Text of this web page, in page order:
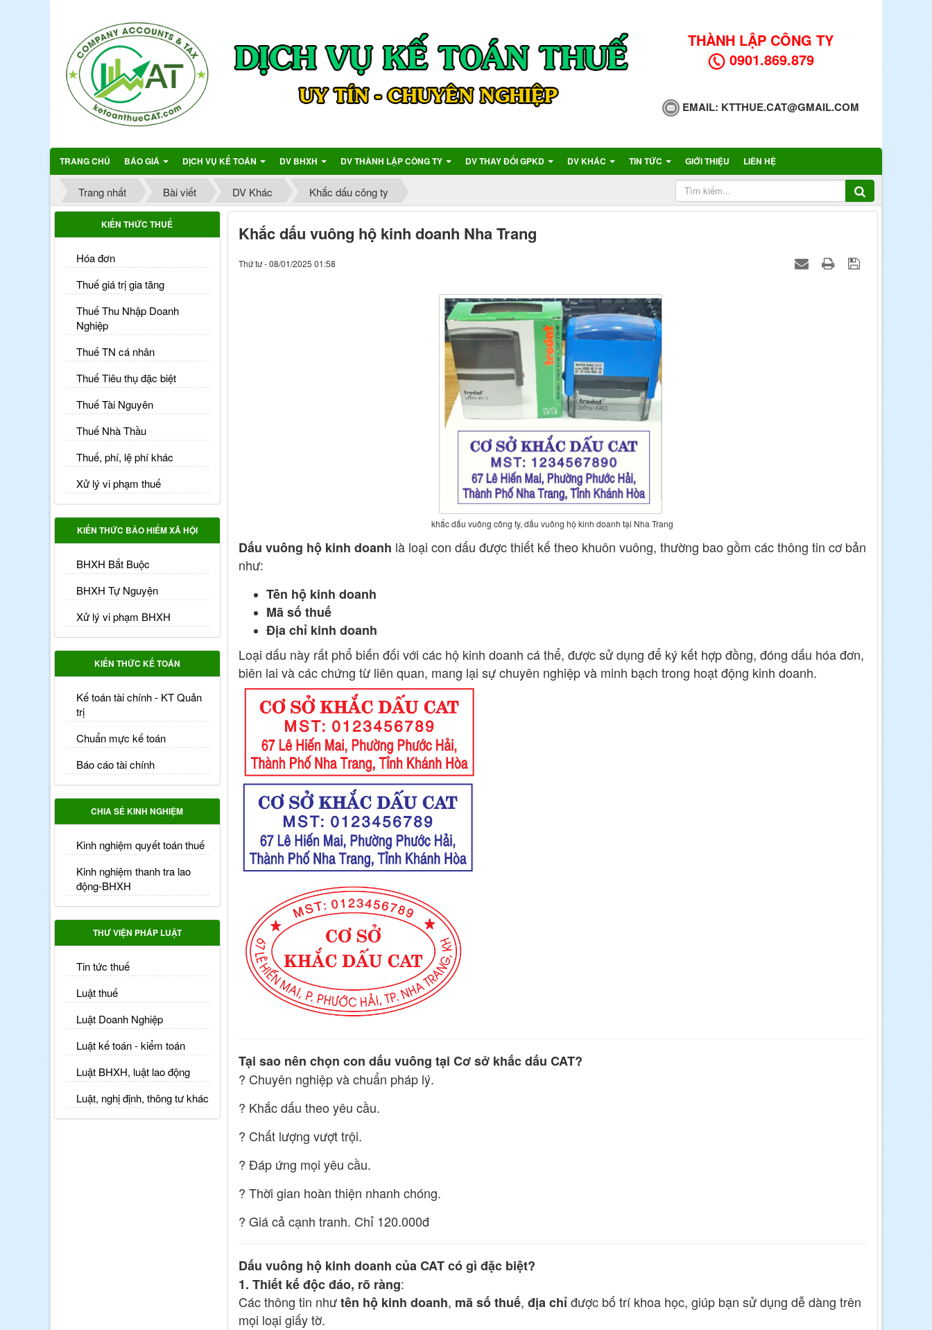
THÀNH LẬP CÔNG TY
0901.869.879
EMAIL: KTTHUE.CAT@GMAIL.COM
TRANG CHỦ BÁO GIÁ DỊCH VỤ KẾ TOÁN DV BHXH DV THÀNH LẬP CÔNG TY DV THAY ĐỔI GPKD DV KHÁC TIN TỨC GIỚI THIỆU LIÊN HỆ
Trang nhất Bài viết DV Khác Khắc dấu công ty
Khắc dấu vuông hộ kinh doanh Nha Trang
Thứ tư - 08/01/2025 01:58
khắc dấu vuông công ty, dấu vuông hộ kinh doanh tại Nha Trang
Dấu vuông hộ kinh doanh là loại con dấu được thiết kế theo khuôn vuông, thường bao gồm các thông tin cơ bản
như:
Tên hộ kinh doanh
Mã số thuế
Địa chỉ kinh doanh
Loại dấu này rất phổ biến đối với các hộ kinh doanh cá thể, được sử dụng để ký kết hợp đồng, đóng dấu hóa đơn,
biên lai và các chứng từ liên quan, mang lại sự chuyên nghiệp và minh bạch trong hoạt động kinh doanh.
Tại sao nên chọn con dấu vuông tại Cơ sở khắc dấu CAT?
? Chuyên nghiệp và chuẩn pháp lý.
? Khắc dấu theo yêu cầu.
? Chất lượng vượt trội.
? Đáp ứng mọi yêu cầu.
? Thời gian hoàn thiện nhanh chóng.
? Giá cả cạnh tranh. Chỉ 120.000đ
Dấu vuông hộ kinh doanh của CAT có gì đặc biệt?
1. Thiết kế độc đáo, rõ ràng:
Các thông tin nhưtên hộ kinh doanh, mã số thuế, địa chỉđược bố trí khoa học, giúp bạn sử dụng dễ dàng trên
mọi loại giấy tờ.
KIẾN THỨC THUẾ
Hóa đơn
Thuế giá trị gia tăng
Thuế Thu Nhập Doanh
Nghiệp
Thuế TN cá nhân
Thuế Tiêu thụ đặc biệt
Thuế Tài Nguyên
Thuế Nhà Thầu
Thuế, phí, lệ phí khác
Xử lý vi phạm thuế
KIẾN THỨC BẢO HIỂM XÃ HỘI
BHXH Bắt Buộc
BHXH Tự Nguyện
Xử lý vi phạm BHXH
KIẾN THỨC KẾ TOÁN
Kế toán tài chính - KT Quản
trị
Chuẩn mực kế toán
Báo cáo tài chính
CHIA SẺ KINH NGHIỆM
Kinh nghiệm quyết toán thuế
Kinh nghiệm thanh tra lao
động-BHXH
THƯ VIỆN PHÁP LUẬT
Tin tức thuế
Luật thuế
Luật Doanh Nghiệp
Luật kế toán - kiểm toán
Luật BHXH, luật lao động
Luật, nghị định, thông tư khác